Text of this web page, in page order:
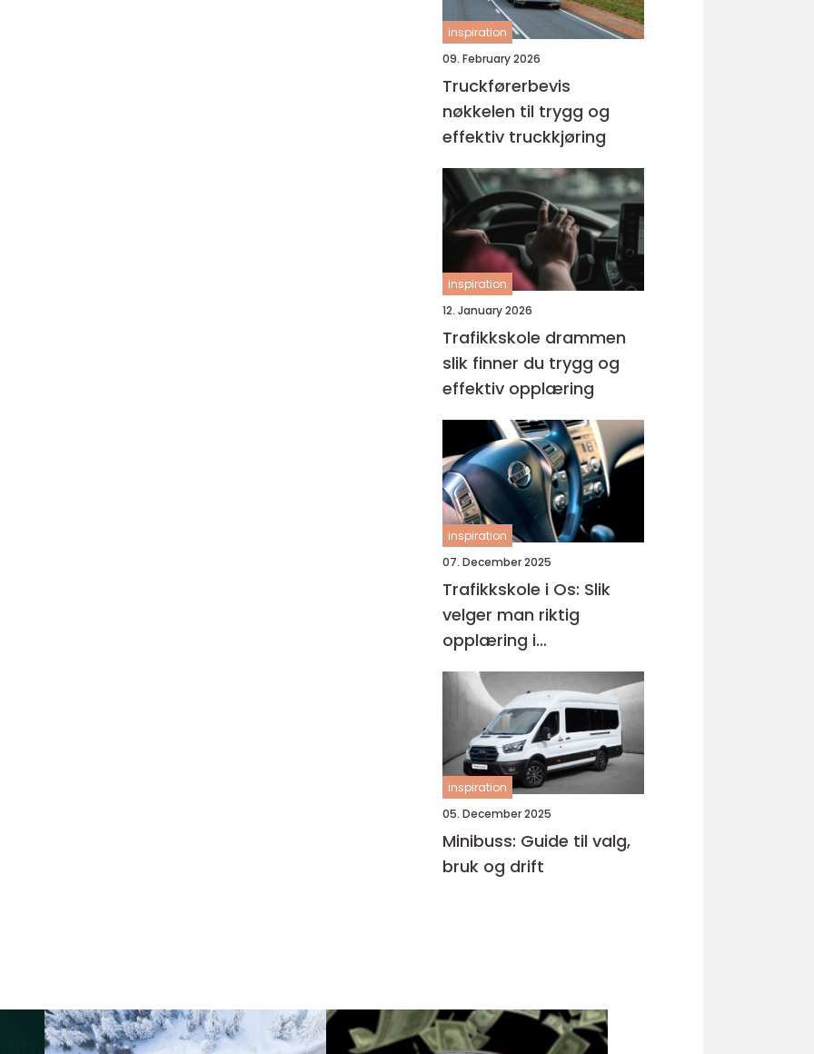
inspiration
09. February 2026
Truckførerbevis
nøkkelen til trygg og
effektiv truckkjøring
inspiration
12. January 2026
Trafikkskole drammen
slik finner du trygg og
effektiv opplæring
inspiration
07. December 2025
Trafikkskole i Os: Slik
velger man riktig
opplæring i
Bjørnafjorden
inspiration
05. December 2025
Minibuss: Guide til valg,
bruk og drift